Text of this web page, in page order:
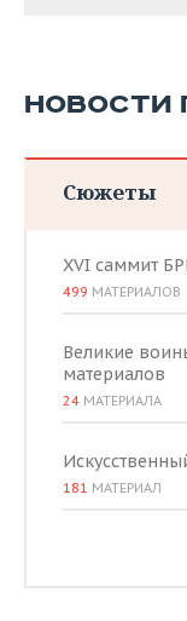
НОВОСТИ
Сюжеты
XVI саммит
499 МАТЕРИАЛОВ
Великие
материалов
24 МАТЕРИАЛА
181 МАТЕРИАЛ